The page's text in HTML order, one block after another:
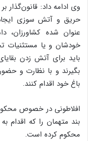
وی ادامه داد: قانون‌گذار
حریق و آتش سوزی
عنوان شده کشاورزان،
خودشان و یا مستثنیات
باید برای آتش زدن
بگیرند و با نظارت و
باغ خود اقدام کنند.
افلاطونی در خصوص
بند متهمان را که اقدام
محکوم کرده است.